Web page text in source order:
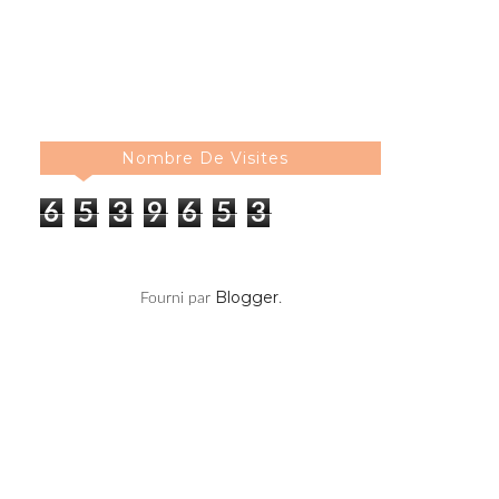
Nombre De Visites
6 5 3 9 6 5 3
Fourni par Blogger.